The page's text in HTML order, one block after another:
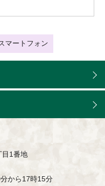
マートフォン
1番地
から17時15分